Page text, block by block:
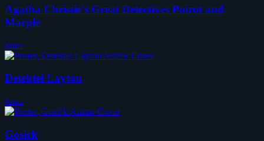
Agatha Christie's Great Detectives Poirot and
Marple
Krimi
Detektei Layton
Krimi
Gosick